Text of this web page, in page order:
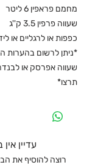
מחמם פראפין 6 ליטר
שעווה פרפין 3.5 ק''ג
כפפות או לרגליים או
*ניתן לרשום בהערות
שעווה אפרסק או
תרצו*
עדיין
רוצה להוסיף את